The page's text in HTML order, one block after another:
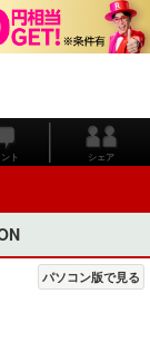
ト シェア
パソコン版で見る